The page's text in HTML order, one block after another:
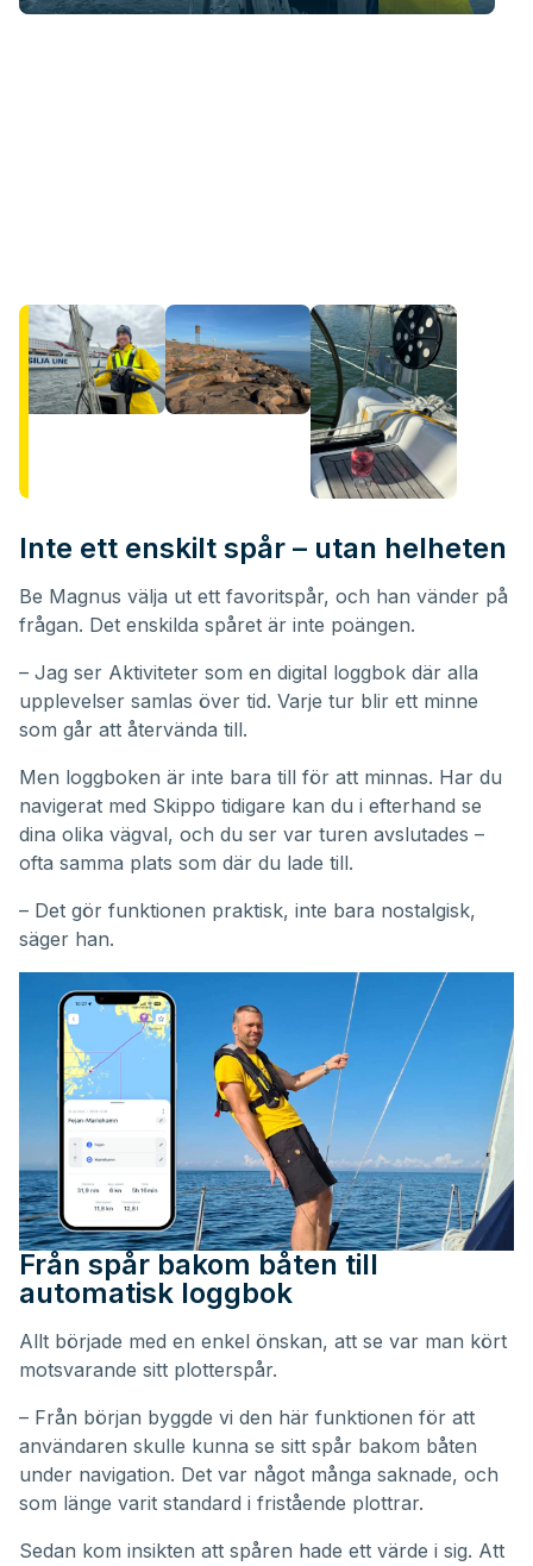
Inte ett enskilt spår – utan helheten
Be Magnus välja ut ett favoritspår, och han vänder på
frågan. Det enskilda spåret är inte poängen.
– Jag ser Aktiviteter som en digital loggbok där alla
upplevelser samlas över tid. Varje tur blir ett minne
som går att återvända till.
Men loggboken är inte bara till för att minnas. Har du
navigerat med Skippo tidigare kan du i efterhand se
dina olika vägval, och du ser var turen avslutades –
ofta samma plats som där du lade till.
– Det gör funktionen praktisk, inte bara nostalgisk,
säger han.
Från spår bakom båten till
automatisk loggbok
Allt började med en enkel önskan, att se var man kört
motsvarande sitt plotterspår.
– Från början byggde vi den här funktionen för att
användaren skulle kunna se sitt spår bakom båten
under navigation. Det var något många saknade, och
som länge varit standard i fristående plottrar.
Sedan kom insikten att spåren hade ett värde i sig. Att